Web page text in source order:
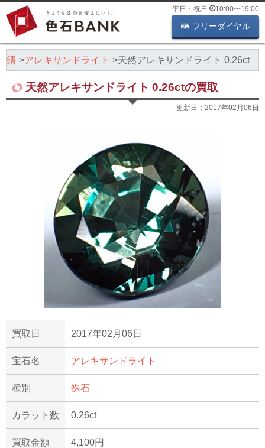
平日・祝日 10:00〜19:00
フリーダイヤル
績 アレキサンドライト 天然アレキサンドライト 0.26ct
天然アレキサンドライト 0.26ctの買取
更新日： 2017年02月06日
買取日 2017年02月06日
宝石名 アレキサンドライト
種別 裸石
カラット数 0.26ct
買取金額 4,100円